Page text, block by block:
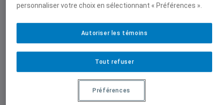
Publications et activités
Notes de conférence
RECOVERY? OR DEFLATION AND NEW
personnaliser votre choix en sélectionnant « Préférences ».
Tout refuser
Autoriser les témoins
Préférences